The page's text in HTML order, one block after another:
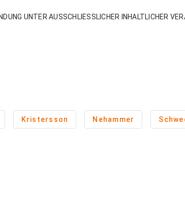
UNTER AUSSCHLIESSLICHER INHALTLICHER
Kristersson Nehammer